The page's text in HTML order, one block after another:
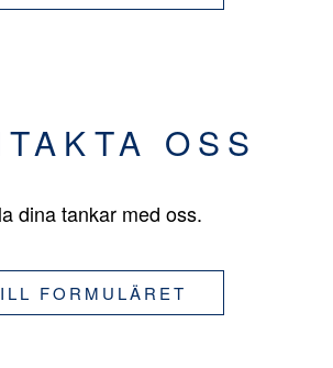
OSS
dina tankar med oss.
FORMULÄRET